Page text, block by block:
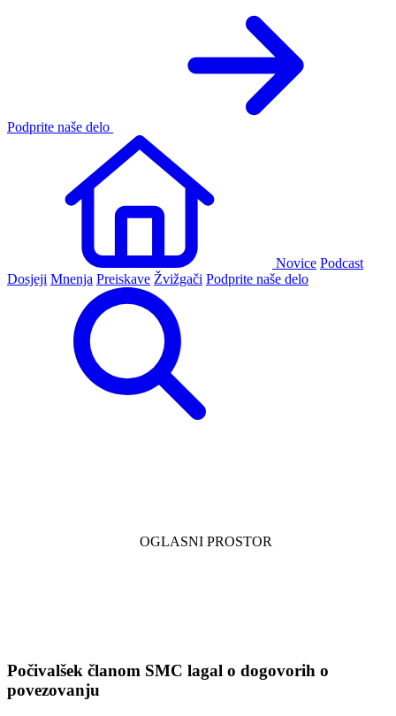
Podprite naše delo
Novice Podcast
Dosjeji Mnenja Preiskave Žvižgači Podprite naše delo
Počivalšek članom SMC lagal o dogovorih o
povezovanju